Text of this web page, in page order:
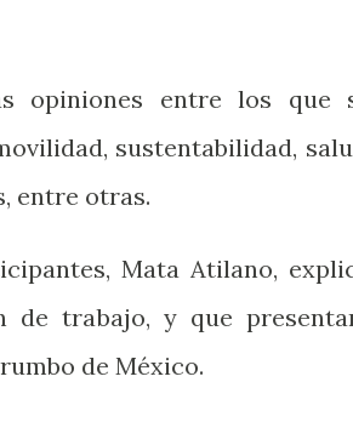
opiniones entre los que
sustentabilidad,
entre otras.
Mata Atilano,
de trabajo, y que
de México.